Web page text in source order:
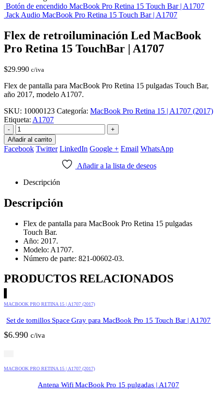
Botón de encendido MacBook Pro Retina 15 Touch Bar | A1707
Jack Audio MacBook Pro Retina 15 Touch Bar | A1707
Flex de retroiluminación Led MacBook
Pro Retina 15 TouchBar | A1707
$29.990 c/iva
Flex de pantalla para MacBook Pro Retina 15 pulgadas Touch Bar,
año 2017, modelo A1707.
SKU: 10000123 Categoría: MacBook Pro Retina 15 | A1707 (2017)
Etiqueta: A1707
-
+
Añadir al carrito
Facebook Twitter LinkedIn Google + Email WhatsApp
Añadir a la lista de deseos
Descripción
Descripción
Flex de pantalla para MacBook Pro Retina 15 pulgadas
Touch Bar.
Año: 2017.
Modelo: A1707.
Número de parte: 821-00602-03.
PRODUCTOS RELACIONADOS
MACBOOK PRO RETINA 15 | A1707 (2017)
Set de tornillos Space Gray para MacBook Pro 15 Touch Bar | A1707
$6.990 c/iva
MACBOOK PRO RETINA 15 | A1707 (2017)
Antena Wifi MacBook Pro 15 pulgadas | A1707